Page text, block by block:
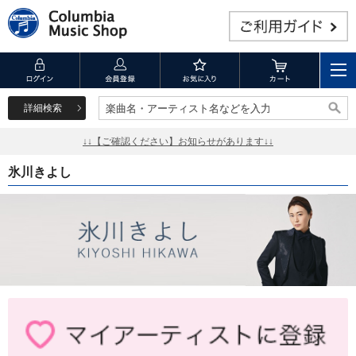
詳細検索 楽曲名・アーティスト名などを入力
楽曲名・アーティスト名などを入力
↓↓【ご確認ください】お知らせがあります↓↓
氷川きよし